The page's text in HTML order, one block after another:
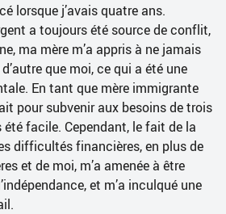
lorsque j’avais quatre ans.
a toujours été source de conflit,
ma mère m’a appris à ne jamais
que moi, ce qui a été une
En tant que mère immigrante
pour subvenir aux besoins de trois
été facile. Cependant, le fait de la
difficultés financières, en plus de
et de moi, m’a amenée à être
et m’a inculqué une